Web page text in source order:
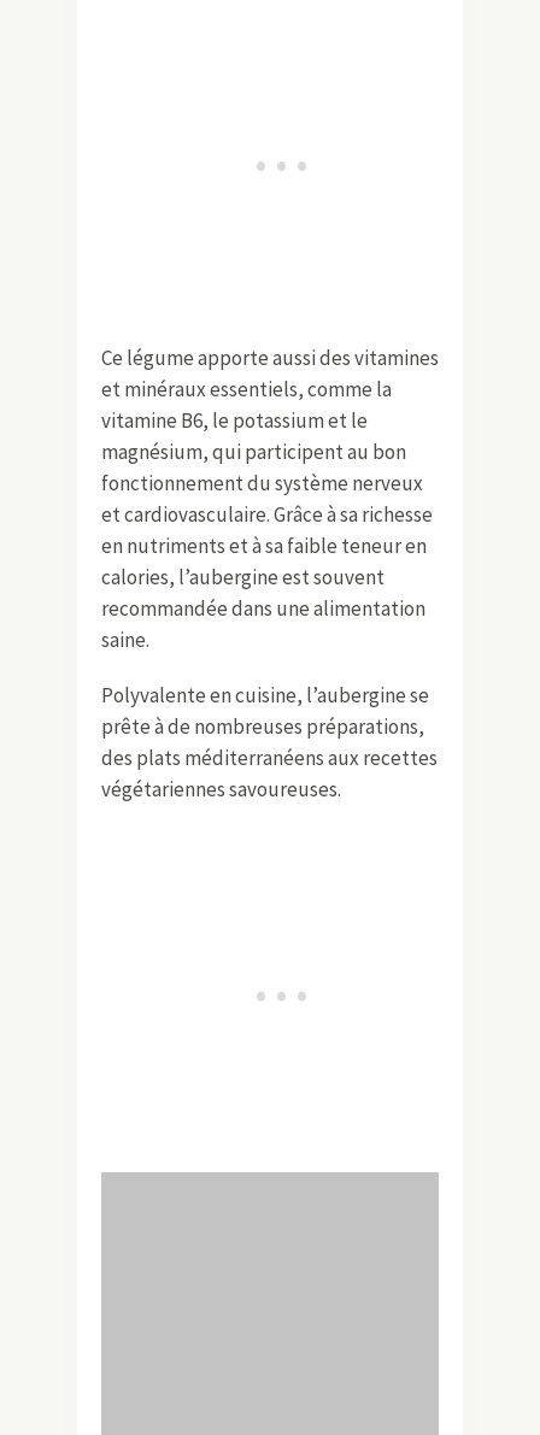
Ce légume apporte aussi des vitamines
et minéraux essentiels, comme la
vitamine B6, le potassium et le
magnésium, qui participent au bon
fonctionnement du système nerveux
et cardiovasculaire. Grâce à sa richesse
en nutriments et à sa faible teneur en
calories, l’aubergine est souvent
recommandée dans une alimentation
saine.
Polyvalente en cuisine, l’aubergine se